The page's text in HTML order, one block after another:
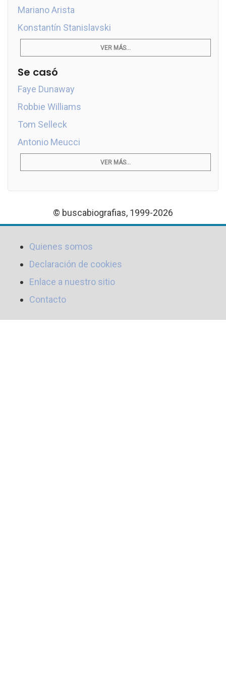
Mariano Arista
Konstantín Stanislavski
VER MÁS...
Se casó
Faye Dunaway
Robbie Williams
Tom Selleck
Antonio Meucci
VER MÁS...
© buscabiografias, 1999-2026
Quienes somos
Declaración de cookies
Enlace a nuestro sitio
Contacto